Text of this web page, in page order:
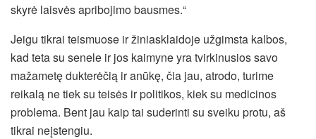
skyrė laisvės apribojimo bausmes.“
Jeigu tikrai teismuose ir žiniasklaidoje užgimsta kalbos,
kad teta su senele ir jos kaimyne yra tvirkinusios savo
mažametę dukterėčią ir anūkę, čia jau, atrodo, turime
reikalą ne tiek su teisės ir politikos, kiek su medicinos
problema. Bent jau kaip tai suderinti su sveiku protu, aš
tikrai neįstengiu.